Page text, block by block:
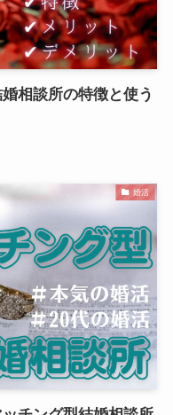
相談所の特徴と使う
婚活